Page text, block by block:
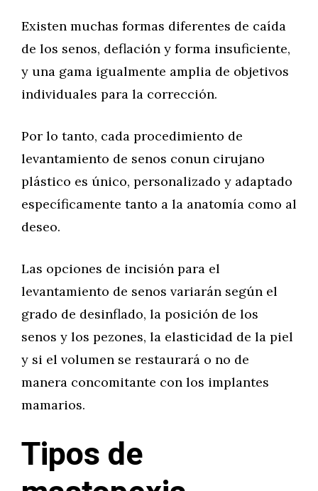
Existen muchas formas diferentes de caída
de los senos, deflación y forma insuficiente,
y una gama igualmente amplia de objetivos
individuales para la corrección.
Por lo tanto, cada procedimiento de
levantamiento de senos conun cirujano
plástico es único, personalizado y adaptado
específicamente tanto a la anatomía como al
deseo.
Las opciones de incisión para el
levantamiento de senos variarán según el
grado de desinflado, la posición de los
senos y los pezones, la elasticidad de la piel
y si el volumen se restaurará o no de
manera concomitante con los implantes
mamarios.
Tipos de